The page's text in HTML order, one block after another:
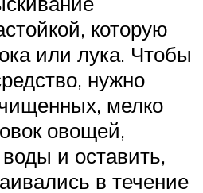
которую
или лука. Чтобы
нужно
мелко
овощей,
и оставить,
в течение